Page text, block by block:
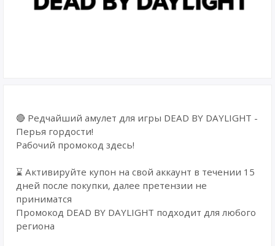
🔴 Редчайший амулет для игры DEAD BY DAYLIGHT -
Перья гордости!
Рабочий промокод здесь!
⌛ Активируйте купон на свой аккаунт в течении 15
дней после покупки, далее претензии не
приниматся
Промокод DEAD BY DAYLIGHT подходит для любого
региона